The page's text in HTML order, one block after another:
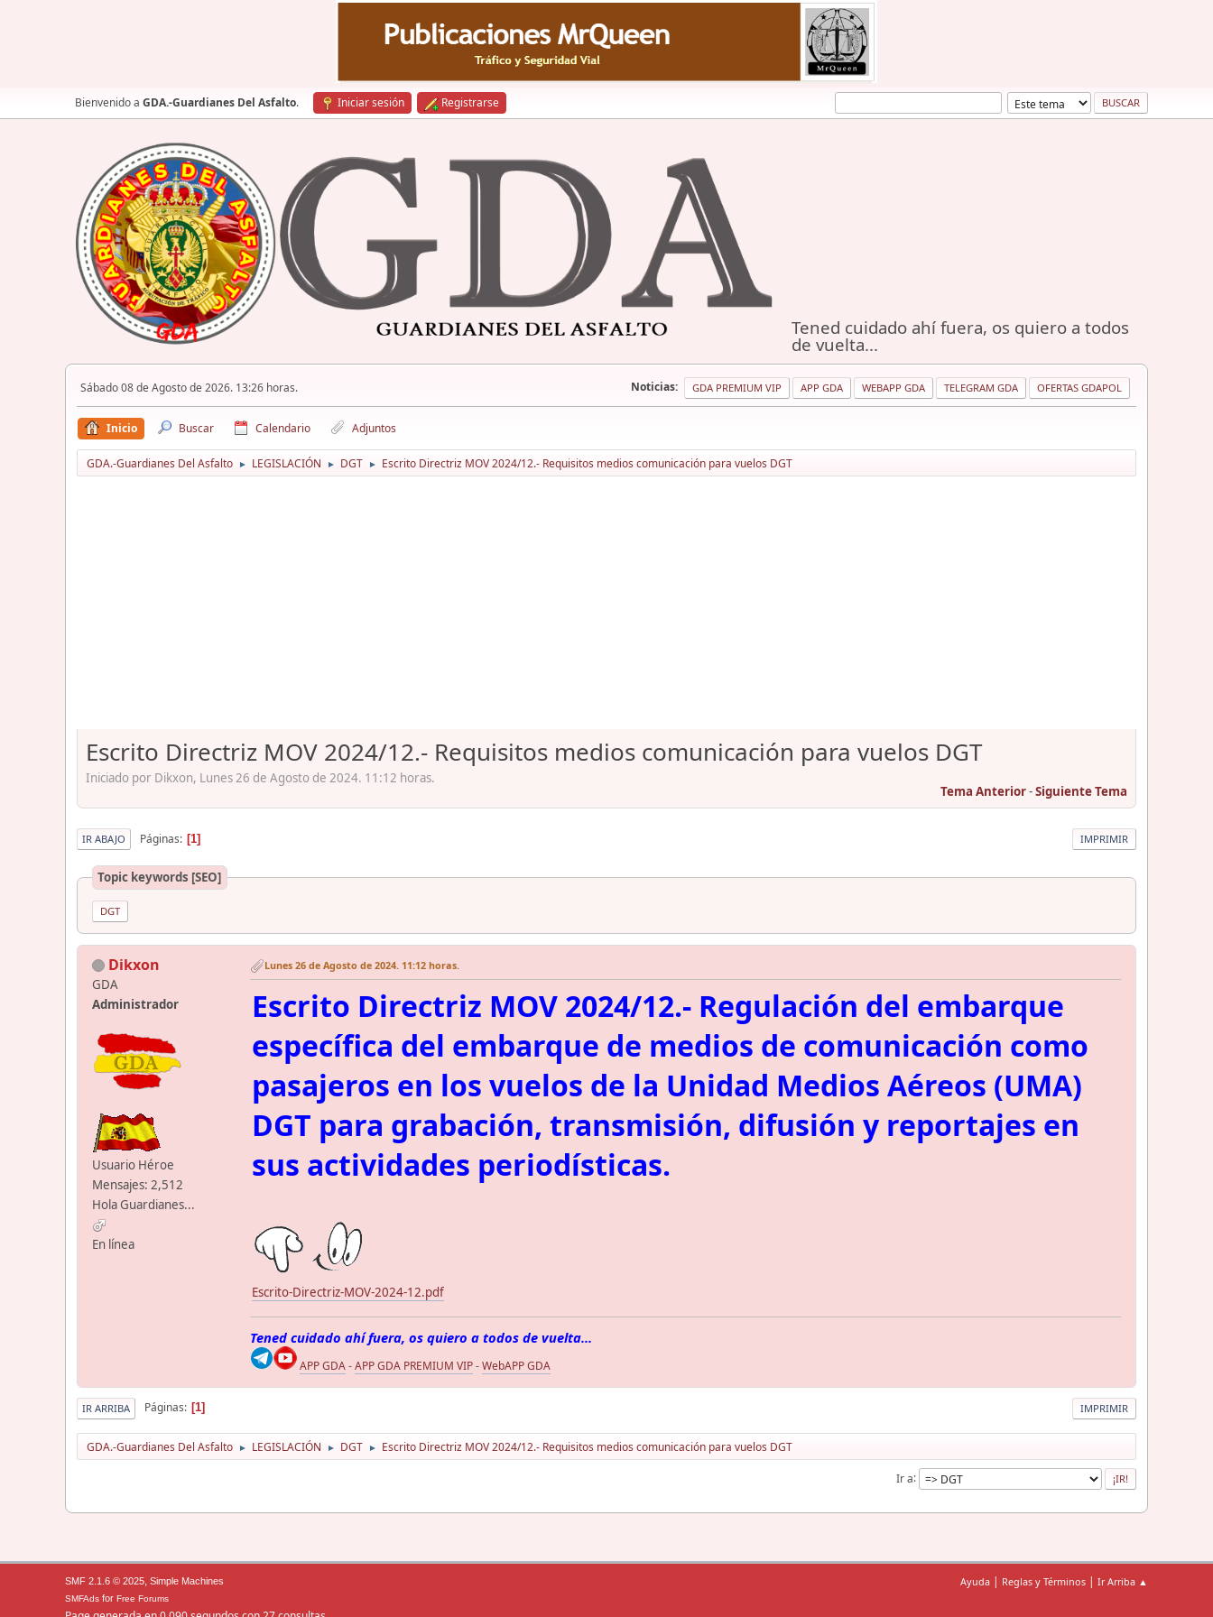
Bienvenido a GDA.-Guardianes Del Asfalto. Iniciar sesión Registrarse
Tened cuidado ahí fuera, os quiero a todos
de vuelta...
Sábado 08 de Agosto de 2026. 13:26 horas. Noticias: GDA PREMIUM VIP APP GDA WEBAPP GDA TELEGRAM GDA OFERTAS GDAPOL
Inicio Buscar Calendario Adjuntos
GDA.-Guardianes Del Asfalto ► LEGISLACIÓN ► DGT ► Escrito Directriz MOV 2024/12.- Requisitos medios comunicación para vuelos DGT
Escrito Directriz MOV 2024/12.- Requisitos medios comunicación para vuelos DGT
Iniciado por Dikxon, Lunes 26 de Agosto de 2024. 11:12 horas.
Tema Anterior-Siguiente Tema
IMPRIMIR
IR ABAJO Páginas 1
Topic keywords [SEO]
DGT
Dikxon
GDA
Administrador
Usuario Héroe
Mensajes: 2,512
Hola Guardianes...
En línea
Lunes 26 de Agosto de 2024. 11:12 horas.
Escrito Directriz MOV 2024/12.- Regulación del embarque
específica del embarque de medios de comunicación como
pasajeros en los vuelos de la Unidad Medios Aéreos (UMA)
DGT para grabación, transmisión, difusión y reportajes en
sus actividades periodísticas.
Escrito-Directriz-MOV-2024-12.pdf
Tened cuidado ahí fuera, os quiero a todos de vuelta...
APP GDA-APP GDA PREMIUM VIP-WebAPP GDA
IMPRIMIR
IR ARRIBA Páginas 1
GDA.-Guardianes Del Asfalto ► LEGISLACIÓN ► DGT ► Escrito Directriz MOV 2024/12.- Requisitos medios comunicación para vuelos DGT
Ir a
Ayuda | Reglas y Términos | Ir Arriba ▲
SMF 2.1.6 © 2025, Simple Machines
SMFAds for Free Forums